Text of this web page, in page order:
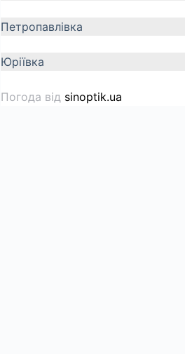
Петропавлівка
Юріївка
Погода від sinoptik.ua